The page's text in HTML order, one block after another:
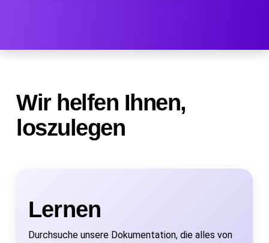
Wir helfen Ihnen,
loszulegen
Lernen
Durchsuche unsere Dokumentation, die alles von